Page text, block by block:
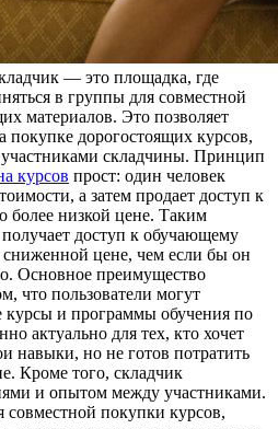
— это площадка, где
в группы для совместной
материалов. Это позволяет
покупке дорогостоящих курсов,
складчины. Принцип
курсов прост: один человек
а затем продает доступ к
более низкой цене. Таким
доступ к обучающему
цене, чем если бы он
Основное преимущество
что пользователи могут
курсы и программы обучения по
актуально для тех, кто хочет
навыки, но не готов потратить
Кроме того, складчик
и опытом между участниками.
покупки курсов,